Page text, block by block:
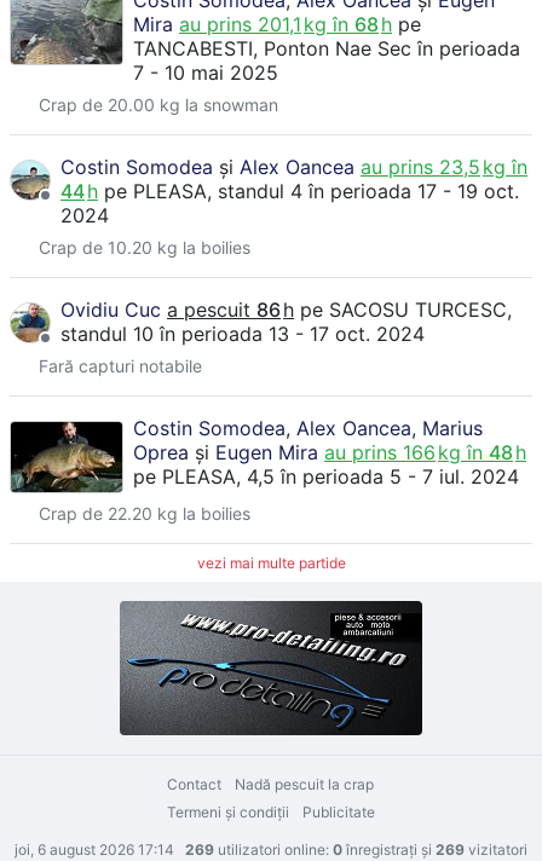
Mira au prins 201,1 kg în 68 h pe
TANCABESTI, Ponton Nae Secîn perioada
7 - 10 mai 2025
Crap de 20.00 kg la snowman
Costin Somodea și Alex Oancea au prins 23,5 kg în
44h pe PLEASA, standul 4în perioada 17 - 19 oct.
2024
Crap de 10.20 kg la boilies
Ovidiu Cuc a pescuit 86h pe SACOSU TURCESC,
standul 10în perioada 13 - 17 oct. 2024
Fară capturi notabile
Costin Somodea, Alex Oancea, Marius
Oprea și Eugen Mira au prins 166 kg în 48 h
pe PLEASA, 4,5în perioada 5 - 7 iul. 2024
Crap de 22.20 kg la boilies
vezi mai multe partide
Contact
Nadă pescuit la crap
Termeni şi condiţii
Publicitate
joi, 6 august 2026 17:14 269 utilizatori online: 0 înregistraţi şi 269 vizitatori